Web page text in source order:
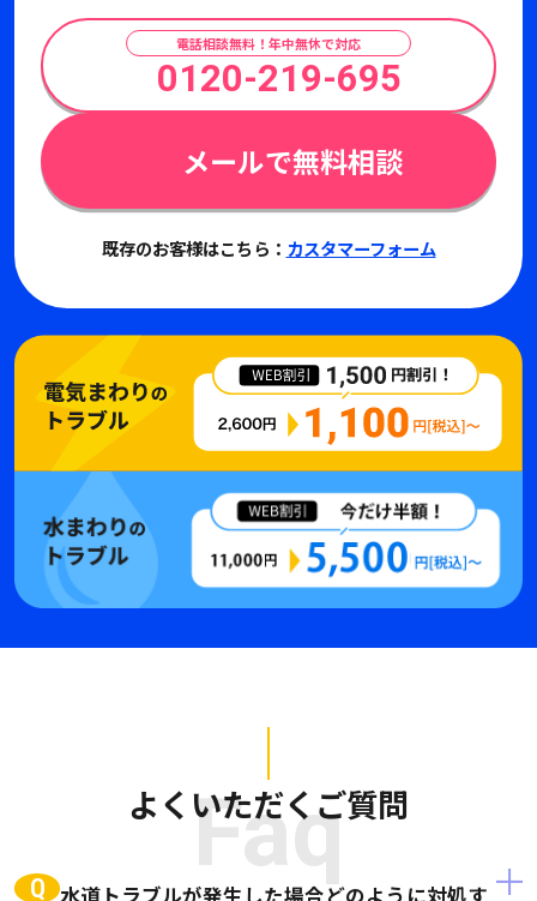
電話相談無料！年中無休で対応
0120-219-695
メールで無料相談
既存のお客様はこちら： カスタマーフォーム
Faq
よくいただくご質問
Q